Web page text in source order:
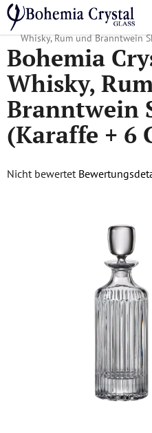
Zum
Inhalt
springen
Startseite
/ Lieblingskollektionen /
Whisky, Rum und Branntwein
Bohemia
Whisky,
Branntwein
(Karaffe + 6
Die
Nicht bewertet